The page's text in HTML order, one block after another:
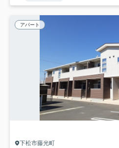
アパート
下松市藤光町